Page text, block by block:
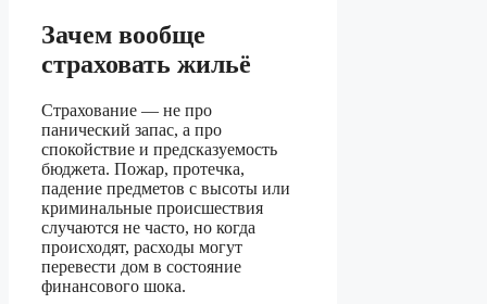
Зачем вообще
страховать жильё
Страхование — не про
панический запас, а про
спокойствие и предсказуемость
бюджета. Пожар, протечка,
падение предметов с высоты или
криминальные происшествия
случаются не часто, но когда
происходят, расходы могут
перевести дом в состояние
финансового шока.